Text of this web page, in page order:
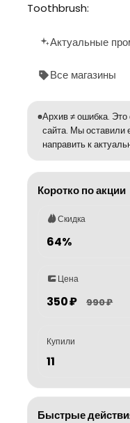
Toothbrush:
Актуальные
Все магазины
Архив ≠ ошибка. Это
сайта. Мы оставили
направить к
Коротко по акции
Скидка
64%
Цена
350 ₽ 990 ₽
Купили
11
Быстрые